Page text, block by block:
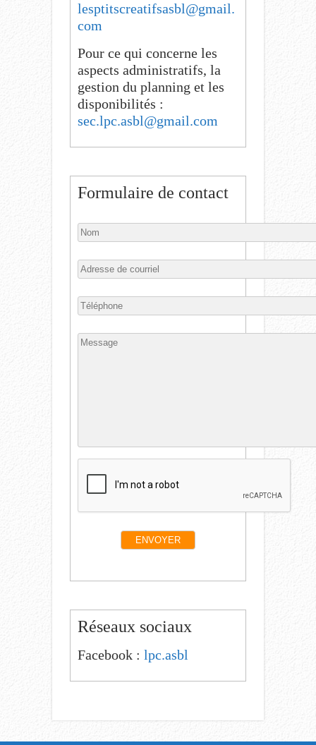
lesptitscreatifsasbl@gmail.
com
Pour ce qui concerne les
aspects administratifs, la
gestion du planning et les
disponibilités :
sec.lpc.asbl@gmail.com
Formulaire de contact
Réseaux sociaux
Facebook : lpc.asbl